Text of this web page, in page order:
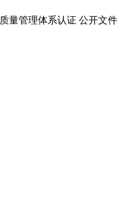
质量管理体系认证 公开文件